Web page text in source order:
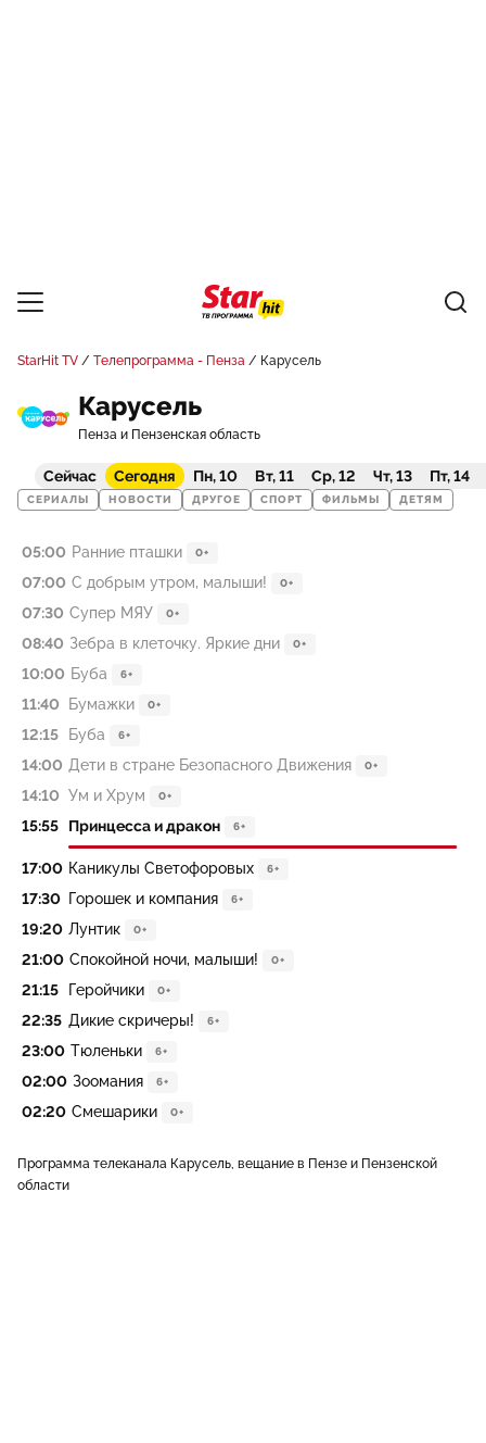
StarHit TV Телепрограмма - Пенза Карусель
Карусель
Пенза и Пензенская область
Сейчас Сегодня Пн, 10 Вт, 11 Ср, 12 Чт, 13 Пт, 14
СЕРИАЛЫ НОВОСТИ ДРУГОЕ СПОРТ ФИЛЬМЫ ДЕТЯМ
05:00 Ранние пташки 0+
07:00 С добрым утром, малыши! 0+
07:30 Супер МЯУ 0+
08:40 Зебра в клеточку. Яркие дни 0+
10:00 Буба 6+
11:40 Бумажки 0+
12:15 Буба 6+
14:00 Дети в стране Безопасного Движения 0+
14:10 Ум и Хрум 0+
15:55 Принцесса и дракон 6+
17:00 Каникулы Светофоровых 6+
17:30 Горошек и компания 6+
19:20 Лунтик 0+
21:00 Спокойной ночи, малыши! 0+
21:15 Геройчики 0+
22:35 Дикие скричеры! 6+
23:00 Тюленьки 6+
02:00 Зоомания 6+
02:20 Смешарики 0+
Программа телеканала Карусель, вещание в Пензе и Пензенской
области